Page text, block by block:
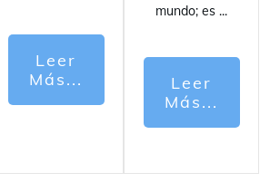
Leer
Más...
mundo; es ...
Leer
Más...